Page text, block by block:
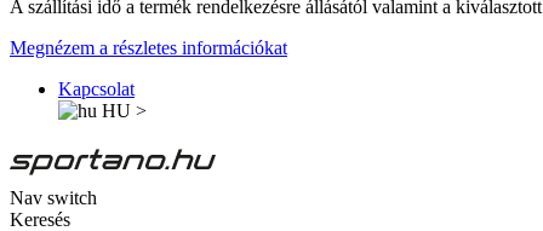
A szállítási idő a termék rendelkezésre állásától valamint a
Megnézem a részletes információkat
Kapcsolat
HU >
Nav switch
Keresés